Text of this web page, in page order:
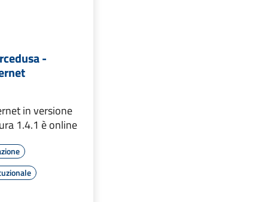
-
in versione
1.4.1 è online